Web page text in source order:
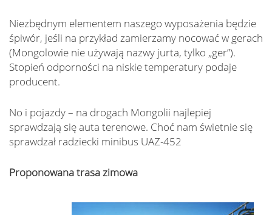
Niezbędnym elementem naszego wyposażenia będzie
śpiwór, jeśli na przykład zamierzamy nocować w gerach
(Mongolowie nie używają nazwy jurta, tylko „ger”).
Stopień odporności na niskie temperatury podaje
producent.
No i pojazdy – na drogach Mongolii najlepiej
sprawdzają się auta terenowe. Choć nam świetnie się
sprawdzał radziecki minibus UAZ-452
Proponowana trasa zimowa